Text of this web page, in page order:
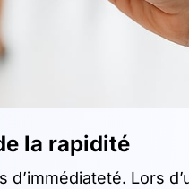
la rapidité
Lors